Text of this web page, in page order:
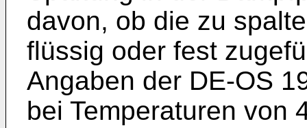
davon, ob die zu
flüssig oder fest
Angaben der DE-OS
bei Temperaturen von